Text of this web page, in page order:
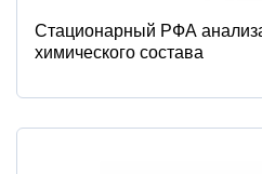
Стационарный РФА
химического состава